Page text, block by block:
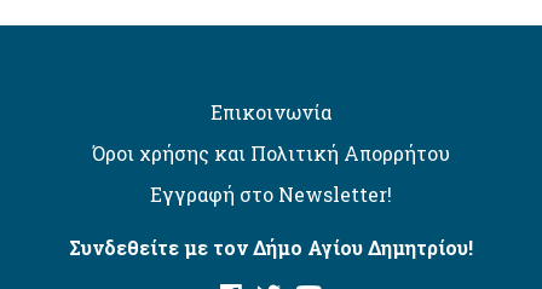
Επικοινωνία
Όροι χρήσης και Πολιτική Απορρήτου
Εγγραφή στο Newsletter!
Συνδεθείτε με τον Δήμο Αγίου Δημητρίου!